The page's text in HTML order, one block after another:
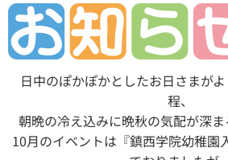
日中のぽかぽかとしたお日さまが
程、
朝晩の冷え込みに晩秋の気配が深
10月のイベントは『鎮西学院幼稚園